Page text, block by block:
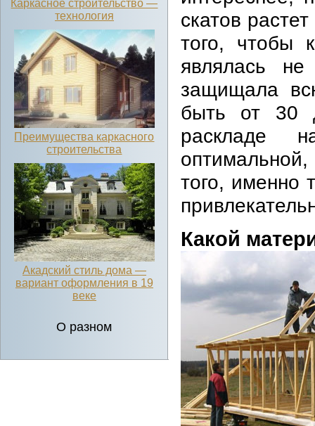
Каркасное строительство —
технология
Преимущества каркасного
строительства
Акадский стиль дома —
вариант оформления в 19
веке
О разном
скатов
того, чтобы
являлась не
защищала
быть от 30
раскладе
того, именно
Какой